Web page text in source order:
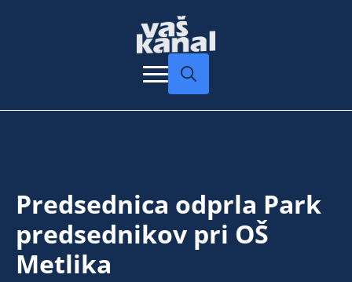
Predsednica odprla Park
predsednikov pri OŠ
Metlika